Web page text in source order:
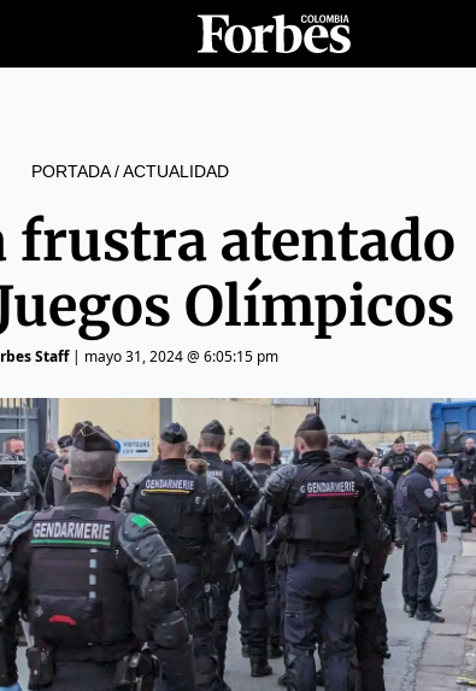
PORTADA/ACTUALIDAD
frustra atentado
Olímpicos
Staff| mayo 31, 2024 @ 6:05:15 pm